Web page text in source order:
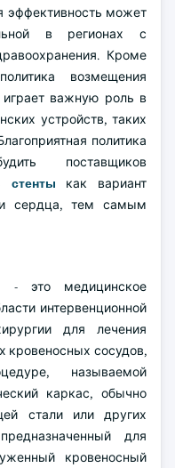
эффективность может
в регионах с
Кроме
возмещения
играет важную роль в
устройств, таких
политика
поставщиков
стенты как вариант
сердца, тем самым
- это медицинское
интервенционной
для лечения
кровеносных сосудов,
называемой
каркас, обычно
стали или других
для
кровеносный